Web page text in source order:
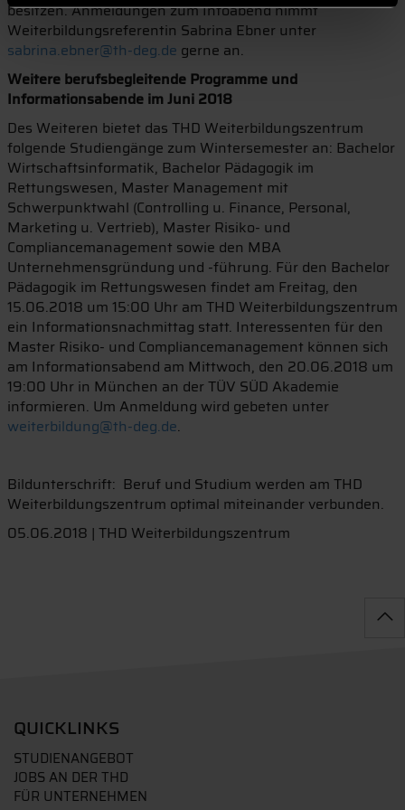
besitzen. Anmeldungen zum Infoabend nimmt
Weiterbildungsreferentin Sabrina Ebner unter
sabrina.ebner@th-deg.de gerne an.
Weitere berufsbegleitende Programme und
Informationsabende im Juni 2018
Des Weiteren bietet das THD Weiterbildungszentrum
folgende Studiengänge zum Wintersemester an: Bachelor
Wirtschaftsinformatik, Bachelor Pädagogik im
Rettungswesen, Master Management mit
Schwerpunktwahl (Controlling u. Finance, Personal,
Marketing u. Vertrieb), Master Risiko- und
Compliancemanagement sowie den MBA
Unternehmensgründung und -führung. Für den Bachelor
Pädagogik im Rettungswesen findet am Freitag, den
15.06.2018 um 15:00 Uhr am THD Weiterbildungszentrum
ein Informationsnachmittag statt. Interessenten für den
Master Risiko- und Compliancemanagement können sich
am Informationsabend am Mittwoch, den 20.06.2018 um
19:00 Uhr in München an der TÜV SÜD Akademie
informieren. Um Anmeldung wird gebeten unter
weiterbildung@th-deg.de.
Bildunterschrift: Beruf und Studium werden am THD
Weiterbildungszentrum optimal miteinander verbunden.
05.06.2018 | THD Weiterbildungszentrum
QUICKLINKS
STUDIENANGEBOT
JOBS AN DER THD
FÜR UNTERNEHMEN